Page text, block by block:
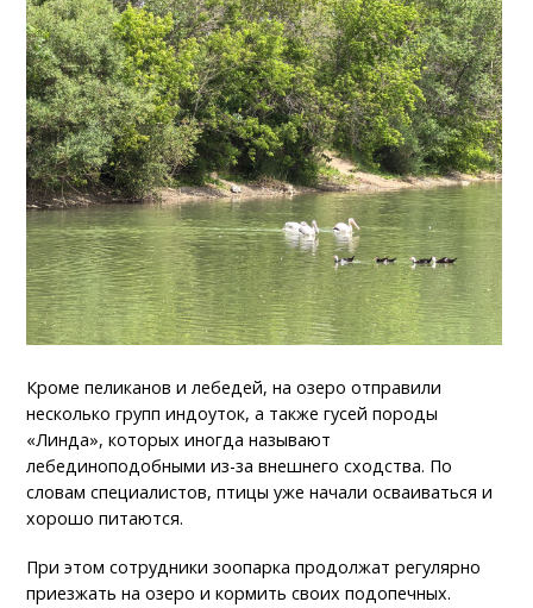
Кроме пеликанов и лебедей, на озеро отправили
несколько групп индоуток, а также гусей породы
«Линда», которых иногда называют
лебединоподобными из-за внешнего сходства. По
словам специалистов, птицы уже начали осваиваться и
хорошо питаются.
При этом сотрудники зоопарка продолжат регулярно
приезжать на озеро и кормить своих подопечных.